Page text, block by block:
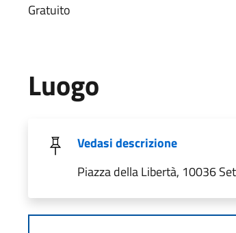
Gratuito
Luogo
Vedasi descrizione
Piazza della Libertà, 10036